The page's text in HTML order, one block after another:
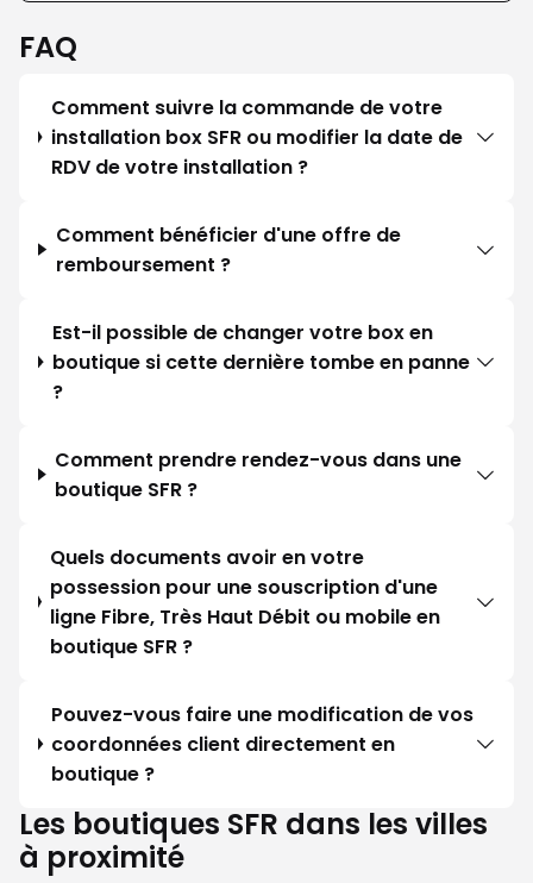
FAQ
Comment suivre la commande de votre
installation box SFR ou modifier la date de
RDV de votre installation ?
Comment bénéficier d'une offre de
remboursement ?
Est-il possible de changer votre box en
boutique si cette dernière tombe en panne
?
Comment prendre rendez-vous dans une
boutique SFR ?
Quels documents avoir en votre
possession pour une souscription d'une
ligne Fibre, Très Haut Débit ou mobile en
boutique SFR ?
Pouvez-vous faire une modification de vos
coordonnées client directement en
boutique ?
Les boutiques SFR dans les villes
à proximité